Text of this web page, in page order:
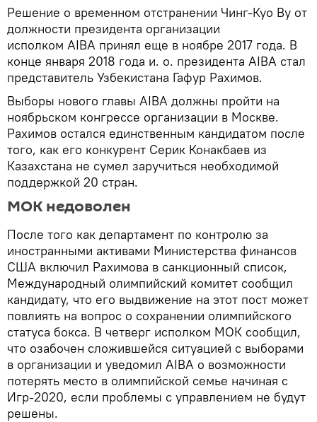
Решение о временном отстранении Чинг-Куо Ву от
должности президента организации
исполком AIBA принял еще в ноябре 2017 года. В
конце января 2018 года и. о. президента AIBA стал
представитель Узбекистана Гафур Рахимов.
Выборы нового главы AIBA должны пройти на
ноябрьском конгрессе организации в Москве.
Рахимов остался единственным кандидатом после
того, как его конкурент Серик Конакбаев из
Казахстана не сумел заручиться необходимой
поддержкой 20 стран.
МОК недоволен
После того как департамент по контролю за
иностранными активами Министерства финансов
США включил Рахимова в санкционный список,
Международный олимпийский комитет сообщил
кандидату, что его выдвижение на этот пост может
повлиять на вопрос о сохранении олимпийского
статуса бокса. В четверг исполком МОК сообщил,
что озабочен сложившейся ситуацией с выборами
в организации и уведомил AIBA о возможности
потерять место в олимпийской семье начиная с
Игр-2020, если проблемы с управлением не будут
решены.